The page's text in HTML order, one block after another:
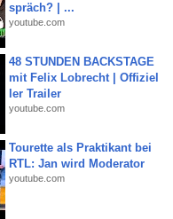
spräch? | ...
youtube.com
48 STUNDEN BACKSTAGE
mit Felix Lobrecht | Offiziel
ler Trailer
youtube.com
Tourette als Praktikant bei
RTL: Jan wird Moderator
youtube.com